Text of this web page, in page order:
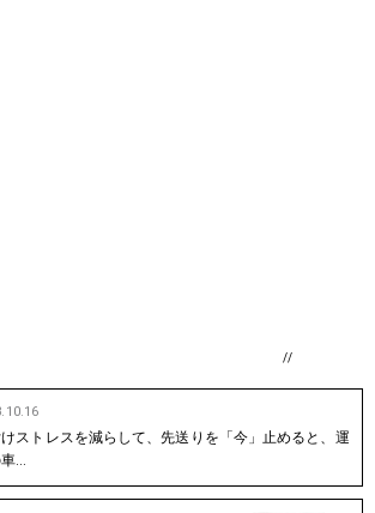
//
けストレスを減らして、先送りを「今」止めると、運
…